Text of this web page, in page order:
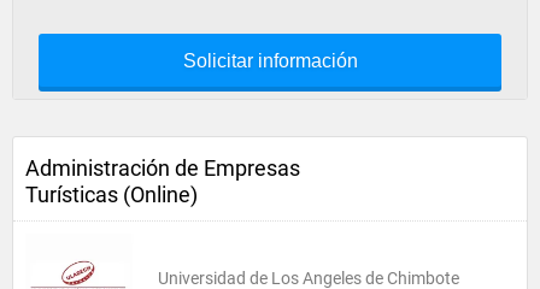
Solicitar información
Administración de Empresas
Turísticas (Online)
Universidad de Los Angeles de Chimbote